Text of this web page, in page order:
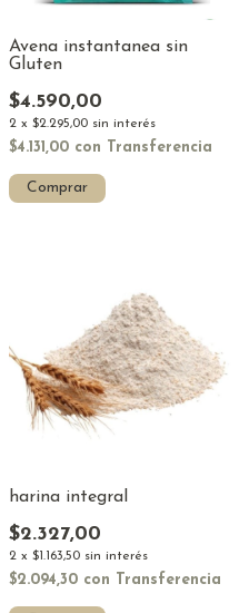
Avena instantanea sin
Gluten
$4.590,00
2 x $2.295,00 sin interés
$4.131,00 con Transferencia
harina integral
$2.327,00
2 x $1.163,50 sin interés
$2.094,30 con Transferencia